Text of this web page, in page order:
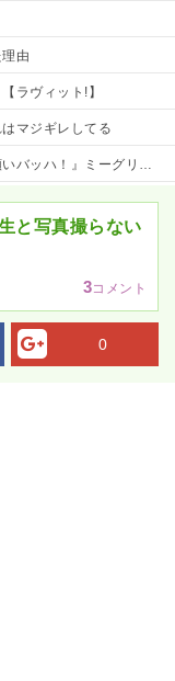
由
ラヴィット!】
マジギレしてる
』ミーグリ日程がこちら
と写真撮らない
3コメント
0